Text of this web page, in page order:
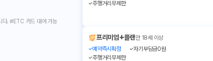
다. #ETC 카드 대여 가능
주행거리무제한
프리미엄+플랜만 18세 이상
예약즉시확정
자기부담금0원
주행거리무제한